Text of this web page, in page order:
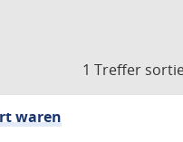
1 Treffer
waren